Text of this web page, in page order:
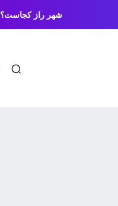
شهر راز کجاست؟